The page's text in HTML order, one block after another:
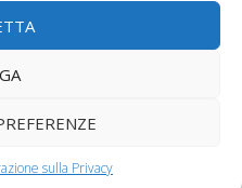
sulla Privacy
Se la mamma è
non ha i…